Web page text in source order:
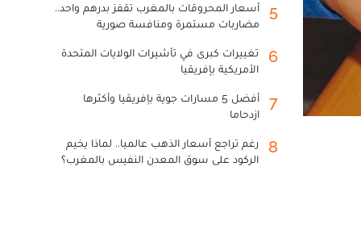
5
أسعار المحروقات بالمغرب تقفز بدرهم واحد..
مضاربات مستمرة ومنافسة صورية
6
تغييرات كبرى في تأشيرات الولايات المتحدة
الأمريكية بإفريقيا
7
أفضل 5 مسارات جوية بإفريقيا وأكثرها
ازدحاما
8
رغم تراجع أسعار الذهب عالميا.. لماذا يخيم
الركود على سوق المعدن النفيس بالمغرب؟